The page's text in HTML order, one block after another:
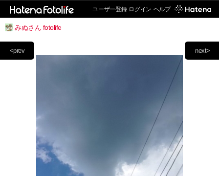
ユーザー登録 ログイン ヘルプ
みぬさん fotolife
next>
<prev